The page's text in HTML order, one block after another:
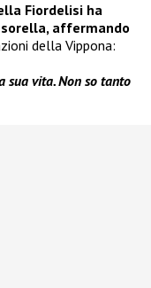
Fiordelisi ha
affermando
della Vippona:
sua vita. Non so tanto